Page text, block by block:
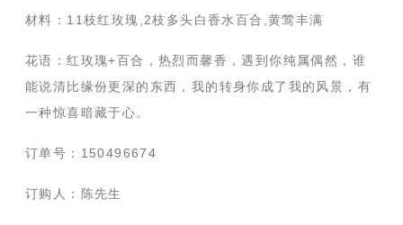
材料：11枝红玫瑰,2枝多头白香水百合,黄莺丰满
花语：红玫瑰+百合，热烈而馨香，遇到你纯属偶然，谁
能说清比缘份更深的东西，我的转身你成了我的风景，有
一种惊喜暗藏于心。
订单号：150496674
订购人：陈先生